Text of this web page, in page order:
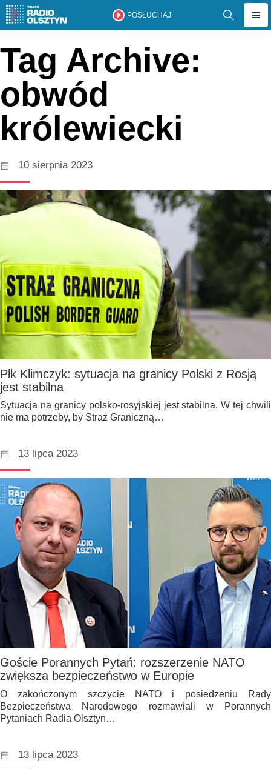
POSŁUCHAJ
Tag Archive:
obwód
królewiecki
10 sierpnia 2023
Płk Klimczyk: sytuacja na granicy Polski z Rosją
jest stabilna
Sytuacja na granicy polsko-rosyjskiej jest stabilna. W tej chwili
nie ma potrzeby, by Straż Graniczną…
13 lipca 2023
Goście Porannych Pytań: rozszerzenie NATO
zwiększa bezpieczeństwo w Europie
O zakończonym szczycie NATO i posiedzeniu Rady
Bezpieczeństwa Narodowego rozmawiali w Porannych
Pytaniach Radia Olsztyn…
13 lipca 2023